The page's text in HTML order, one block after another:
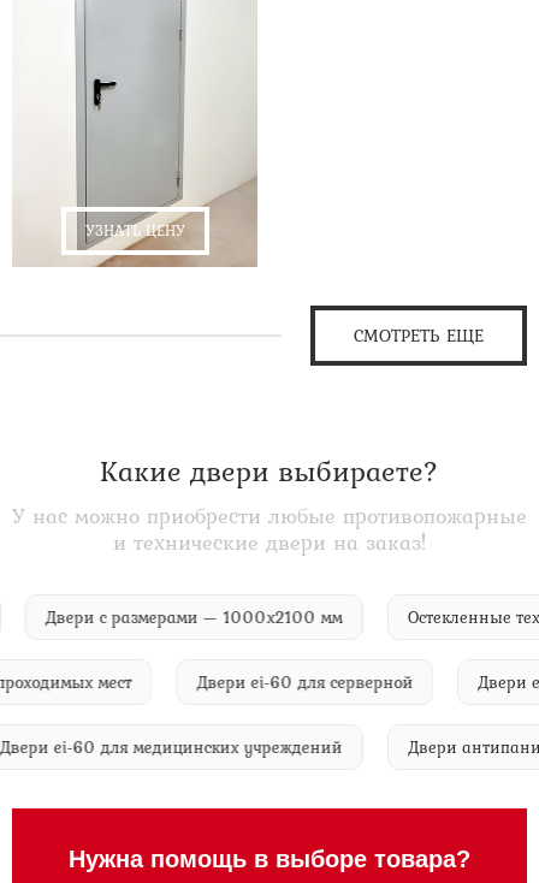
УЗНАТЬ ЦЕНУ
СМОТРЕТЬ ЕЩЕ
Какие двери выбираете?
У нас можно приобрести любые противопожарные
и технические двери на заказ!
Двери с размерами — 1000х2100 мм
мест Двери ei-60 для серверной Двери ei-
Двери ei-60 для медицинских учреждений Двери
Нужна помощь в выборе товара?